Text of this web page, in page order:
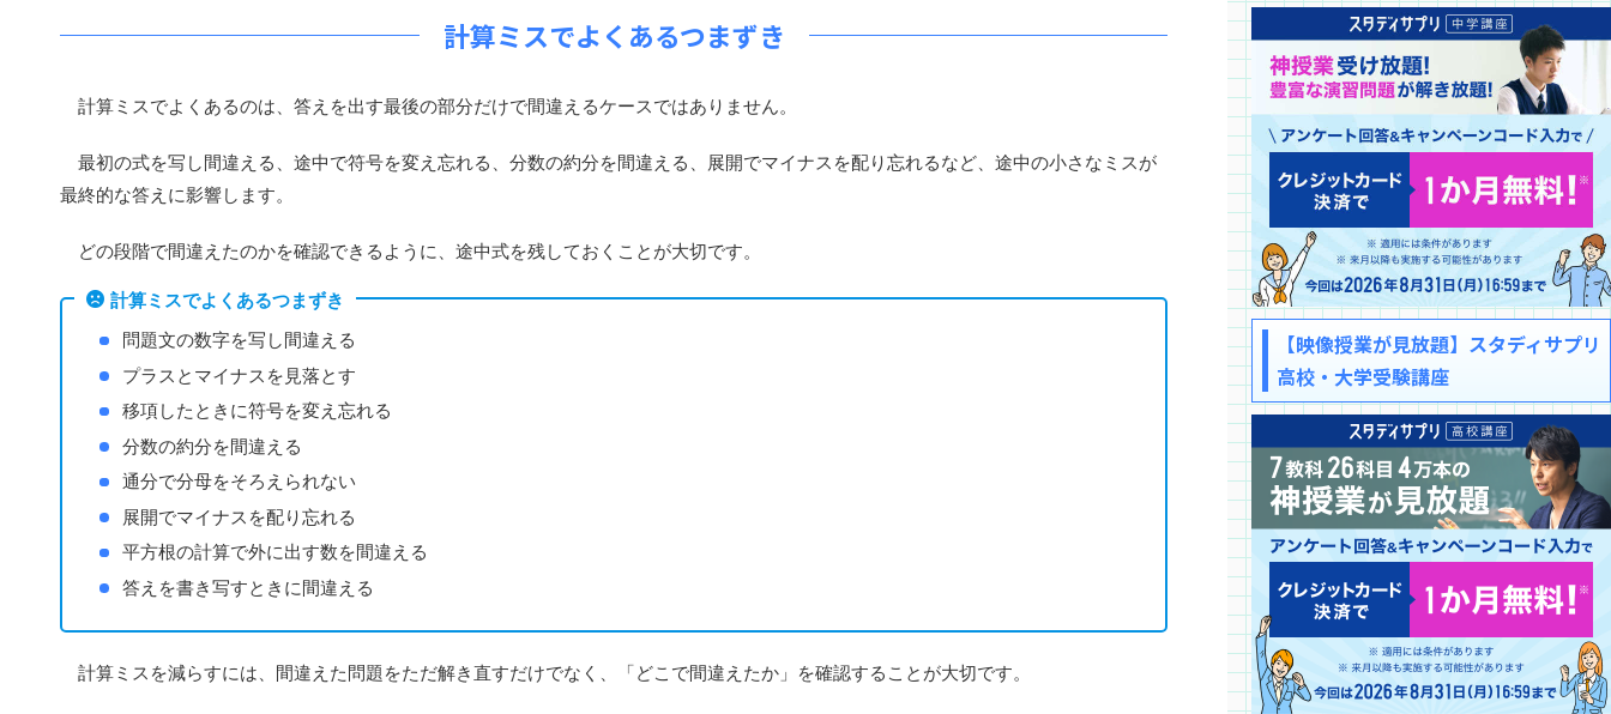
計算ミスでよくあるつまずき
計算ミスでよくあるのは、答えを出す最後の部分だけで間違えるケースではありません。
最初の式を写し間違える、途中で符号を変え忘れる、分数の約分を間違える、展開でマイナスを配り忘れるなど、途中の小さなミスが
最終的な答えに影響します。
どの段階で間違えたのかを確認できるように、途中式を残しておくことが大切です。
計算ミスでよくあるつまずき
問題文の数字を写し間違える
プラスとマイナスを見落とす
移項したときに符号を変え忘れる
分数の約分を間違える
通分で分母をそろえられない
展開でマイナスを配り忘れる
平方根の計算で外に出す数を間違える
答えを書き写すときに間違える
計算ミスを減らすには、間違えた問題をただ解き直すだけでなく、「どこで間違えたか」を確認することが大切です。
【映像授業が見放題】スタディサプリ
高校・大学受験講座